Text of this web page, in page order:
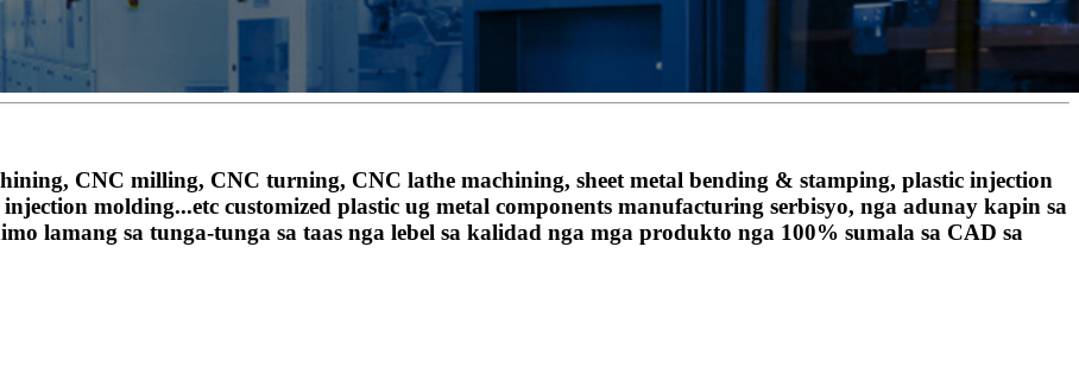
CNC milling, CNC turning, CNC lathe machining, sheet metal bending & stamping, plastic injection
molding...etc customized plastic ug metal components manufacturing serbisyo, nga adunay kapin sa
lamang sa tunga-tunga sa taas nga lebel sa kalidad nga mga produkto nga 100% sumala sa CAD sa